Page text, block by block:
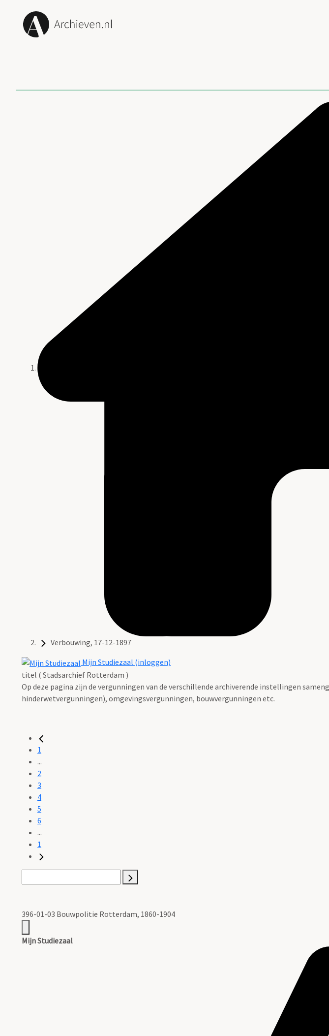
Verbouwing, 17-12-1897
Mijn Studiezaal (inloggen)
titel ( Stadsarchief Rotterdam )
Op deze pagina zijn de vergunningen van de verschillende archiverende instellingen
hinderwetvergunningen), omgevingsvergunningen, bouwvergunningen etc.
1
...
2
3
4
5
6
...
1
396-01-03 Bouwpolitie Rotterdam, 1860-1904
Mijn Studiezaal